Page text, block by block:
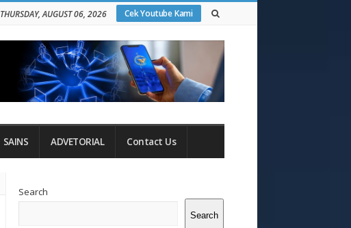
Cek Youtube Kami
THURSDAY, AUGUST 06, 2026
SAINS ADVETORIAL Contact Us
Sidebar
Search
Search